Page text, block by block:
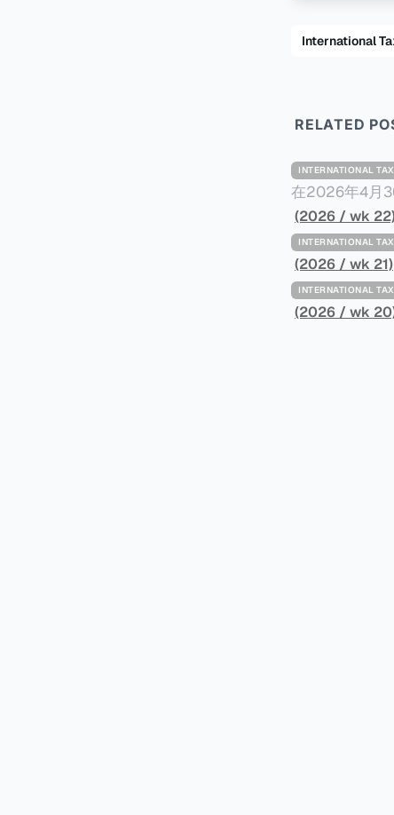
International
RELATED
INTERNATIONAL
在2026年4月
Minimum Tax
路线图，以确保全球最
一、 核心目标与背景 全球最低税规则旨在确保大型跨国企业在其运
至少15%的最
架，识别最佳
(2026 / wk
INTERNATIONAL
(2026 / wk 21)
INTERNATIONAL
(2026 / wk